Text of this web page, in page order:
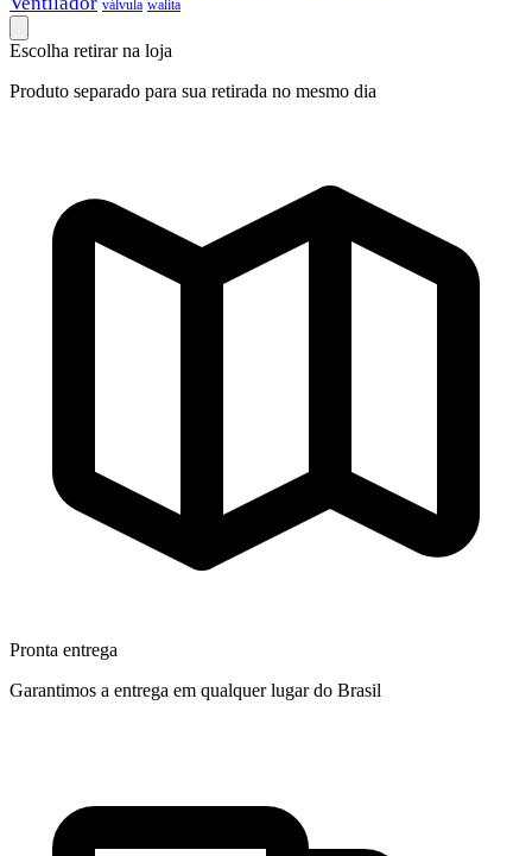
válvula walita
Escolha retirar na loja
Produto separado para sua retirada no mesmo dia
Pronta entrega
Garantimos a entrega em qualquer lugar do Brasil